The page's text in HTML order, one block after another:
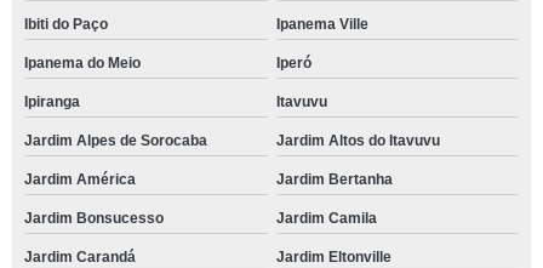
Ibiti do Paço Ipanema Ville
Ipanema do Meio Iperó
Ipiranga Itavuvu
Jardim Alpes de Sorocaba Jardim Altos do Itavuvu
Jardim América Jardim Bertanha
Jardim Bonsucesso Jardim Camila
Jardim Carandá Jardim Eltonville